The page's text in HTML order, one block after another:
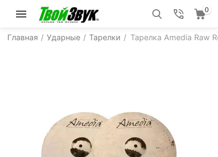
0
Главная / Ударные / Тарелки / Тарелка Amedia Raw